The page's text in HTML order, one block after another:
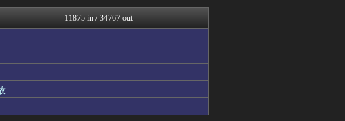
理想ちゃんねる
キニ速
...
キムチ速報
なんJ PRIDE
...
ボールパーク速報 海外の反...
11875 in / 34767 out